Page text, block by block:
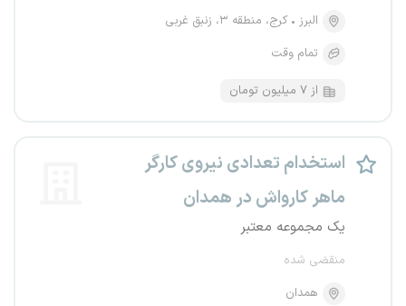
البرز
کرج، منطقه ۳، زنبق غربی
تمام وقت
از ۷ میلیون تومان
استخدام تعدادی نیروی کارگر
ماهر کارواش در همدان
یک مجموعه معتبر
منقضی شده
همدان